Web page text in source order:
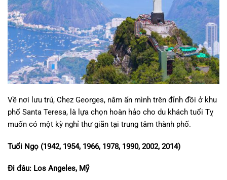
Về nơi lưu trú, Chez Georges, nằm ẩn mình trên đỉnh đồi ở khu
phố Santa Teresa, là lựa chọn hoàn hảo cho du khách tuổi Tỵ
muốn có một kỳ nghỉ thư giãn tại trung tâm thành phố.
Tuổi Ngọ (1942, 1954, 1966, 1978, 1990, 2002, 2014)
Đi đâu: Los Angeles, Mỹ